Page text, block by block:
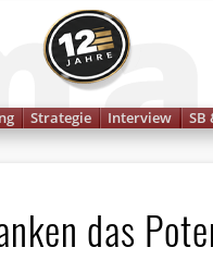
Strategie Interview SB
das